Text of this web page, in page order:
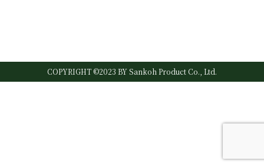
COPYRIGHT ©2023 BY Sankoh Product Co., Ltd.